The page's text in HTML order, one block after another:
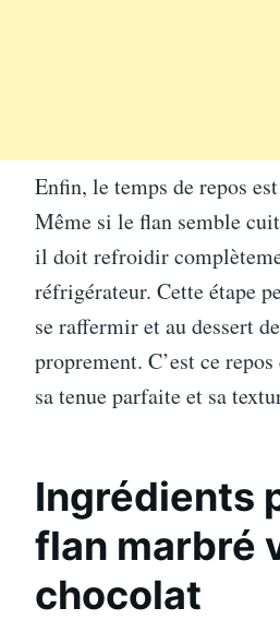
Enfin, le temps de repos
Même si le flan semble
il doit refroidir
réfrigérateur. Cette étape
se raffermir et au dessert
proprement. C’est ce
sa tenue parfaite et sa
Ingrédients
flan marbré
chocolat